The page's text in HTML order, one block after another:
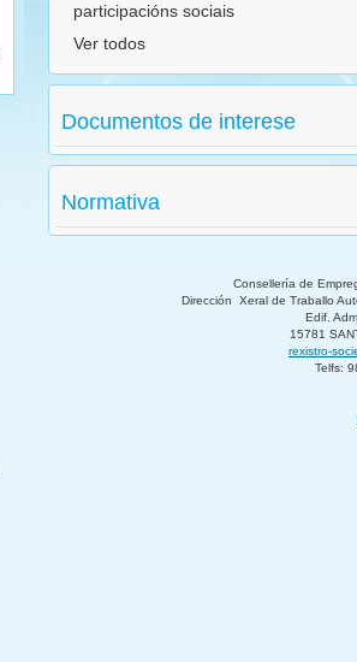
participacións sociais
Ver todos
Documentos de interese
Normativa
Consellería de
Dirección Xeral de Traballo
Edif.
15781
rexistro-
Telfs: